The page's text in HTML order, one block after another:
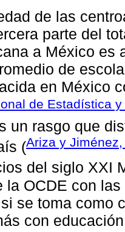
de las
parte del
a México es
de
en México
de Estadística
un rasgo que
(Ariza y
del siglo XXI
la OCDE con
se toma como
con